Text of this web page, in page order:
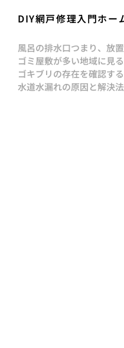
DIY網戸修理入門ホー
風呂の排水口つまり、放
ゴミ屋敷が多い地域に見
ゴキブリの存在を確認す
水道水漏れの原因と解決